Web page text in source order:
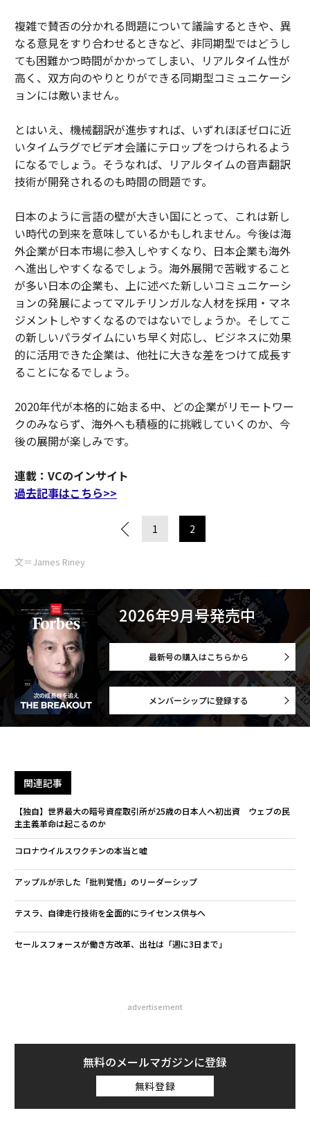
複雑で賛否の分かれる問題について議論するときや、異
なる意見をすり合わせるときなど、非同期型ではどうし
ても困難かつ時間がかかってしまい、リアルタイム性が
高く、双方向のやりとりができる同期型コミュニケーシ
ョンには敵いません。
とはいえ、機械翻訳が進歩すれば、いずれほぼゼロに近
いタイムラグでビデオ会議にテロップをつけられるよう
になるでしょう。そうなれば、リアルタイムの音声翻訳
技術が開発されるのも時間の問題です。
日本のように言語の壁が大きい国にとって、これは新し
い時代の到来を意味しているかもしれません。今後は海
外企業が日本市場に参入しやすくなり、日本企業も海外
へ進出しやすくなるでしょう。海外展開で苦戦すること
が多い日本の企業も、上に述べた新しいコミュニケーシ
ョンの発展によってマルチリンガルな人材を採用・マネ
ジメントしやすくなるのではないでしょうか。そしてこ
の新しいパラダイムにいち早く対応し、ビジネスに効果
的に活用できた企業は、他社に大きな差をつけて成長す
ることになるでしょう。
2020年代が本格的に始まる中、どの企業がリモートワー
クのみならず、海外へも積極的に挑戦していくのか、今
後の展開が楽しみです。
連載：VCのインサイト
過去記事はこちら>>
1 2
文＝James Riney
2026年9月号発売中
最新号の購入はこちらから
メンバーシップに登録する
関連記事
【独自】世界最大の暗号資産取引所が25歳の日本人へ初出資 ウェブの民
主主義革命は起こるのか
コロナウイルスワクチンの本当と嘘
アップルが示した「批判覚悟」のリーダーシップ
テスラ、自律走行技術を全面的にライセンス供与へ
セールスフォースが働き方改革、出社は「週に3日まで」
advertisement
無料のメールマガジンに登録
無料登録